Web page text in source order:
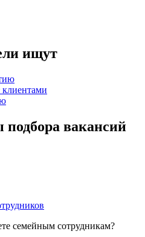
ищут
клиентами
вакансий
семейным сотрудникам?